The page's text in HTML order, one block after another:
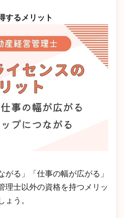
するメリット
がる」「仕事の幅が広がる」
理士以外の資格を持つメリッ
ょう。